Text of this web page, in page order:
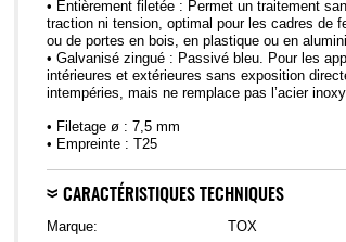
• Entièrement filetée : Permet un traitement
traction ni tension, optimal pour les cadres de
ou de portes en bois, en plastique ou en
• Galvanisé zingué : Passivé bleu. Pour les
intérieures et extérieures sans exposition
intempéries, mais ne remplace pas l’acier
• Filetage ø : 7,5 mm
• Empreinte : T25
CARACTÉRISTIQUES TECHNIQUES
Marque: TOX